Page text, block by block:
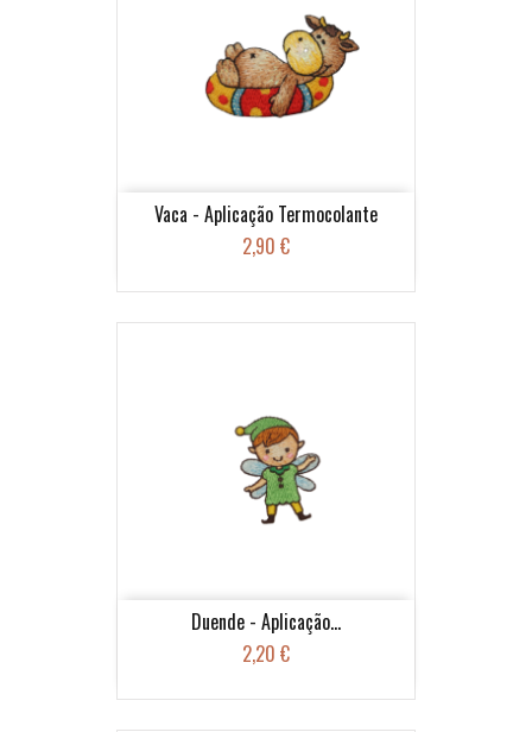
Vaca - Aplicação Termocolante
2,90 €
Duende - Aplicação...
2,20 €